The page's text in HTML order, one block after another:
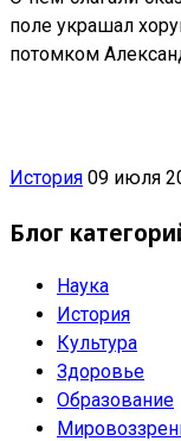
поле украшал
потомком
История 09 июля
Блог
Наука
История
Культура
Здоровье
Образование